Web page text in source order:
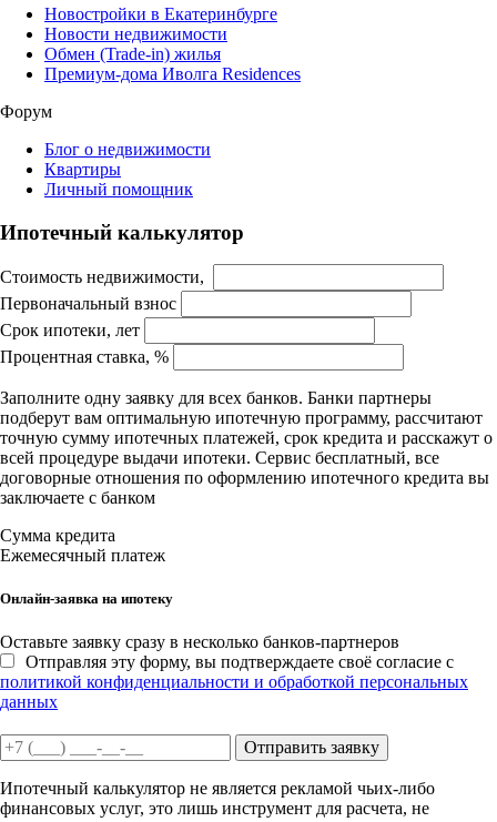
Новостройки в Екатеринбурге
Новости недвижимости
Обмен (Trade-in) жилья
Премиум-дома Иволга Residences
Форум
Блог о недвижимости
Квартиры
Личный помощник
Ипотечный калькулятор
Стоимость недвижимости,
Первоначальный взнос
Срок ипотеки, лет
Процентная ставка, %
Заполните одну заявку для всех банков. Банки партнеры
подберут вам оптимальную ипотечную программу, рассчитают
точную сумму ипотечных платежей, срок кредита и расскажут о
всей процедуре выдачи ипотеки. Сервис бесплатный, все
договорные отношения по оформлению ипотечного кредита вы
заключаете с банком
Сумма кредита
Ежемесячный платеж
Онлайн-заявка на ипотеку
Оставьте заявку сразу в несколько банков-партнеров
Отправляя эту форму, вы подтверждаете своё согласие с
политикой конфиденциальности и обработкой персональных
данных
Отправить заявку
Ипотечный калькулятор не является рекламой чьих-либо
финансовых услуг, это лишь инструмент для расчета, не